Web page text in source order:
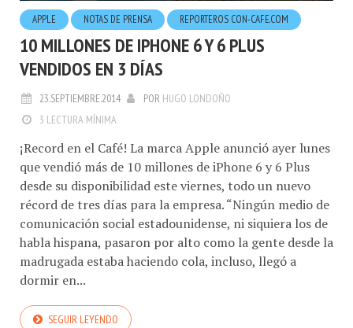
APPLE NOTAS DE PRENSA REPORTEROS CON-CAFE.COM
10 MILLONES DE IPHONE 6 Y 6 PLUS
VENDIDOS EN 3 DÍAS
23.SEPTIEMBRE.2014 POR HUGO LONDOÑO
3 LECTURA MÍNIMA
¡Record en el Café! La marca Apple anunció ayer lunes
que vendió más de 10 millones de iPhone 6 y 6 Plus
desde su disponibilidad este viernes, todo un nuevo
récord de tres días para la empresa. “Ningún medio de
comunicación social estadounidense, ni siquiera los de
habla hispana, pasaron por alto como la gente desde la
madrugada estaba haciendo cola, incluso, llegó a
dormir en...
SEGUIR LEYENDO